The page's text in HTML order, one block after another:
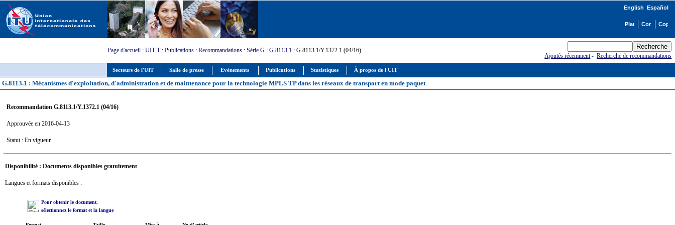
Secteurs de l'UIT Salle de presse Evénements Publications Statistiques À propos de l'UIT
English Español
Page d'accueil : UIT-T: Publications : Recommandations : Série G : G.8113.1 : G.8113.1/Y.1372.1 (04/16)
Ajoutés récemment-Recherche de recommandations
G.8113.1 : Mécanismes d'exploitation, d'administration et de maintenance pour la technologie MPLS TP dans les réseaux de transport en mode paquet
Recommandation G.8113.1/Y.1372.1 (04/16)
Approuvée en 2016-04-13
Statut : En vigueur
Disponibilité : Documents disponibles gratuitement
Langues et formats disponibles :
Pour obtenir le document,
sélectionnez le format et la langue